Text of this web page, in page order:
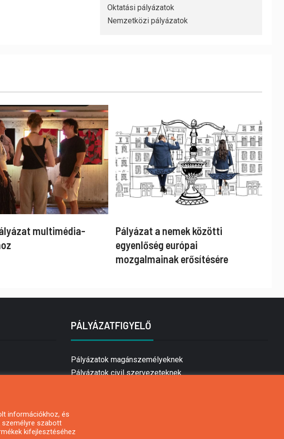
Oktatási pályázatok
Nemzetközi pályázatok
multimédia-
Pályázat a nemek közötti
egyenlőség európai
mozgalmainak erősítésére
PÁLYÁZATFIGYELŐ
Pályázatok magánszemélyeknek
Pályázatok civil szervezeteknek
információkhoz, és
személyre szabott
kifejlesztéséhez